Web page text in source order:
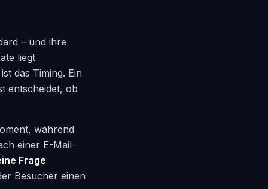
– und ihre
liegt
das Timing. Ein
entscheidet, ob
während
einer E-Mail-
Frage
Besucher einen